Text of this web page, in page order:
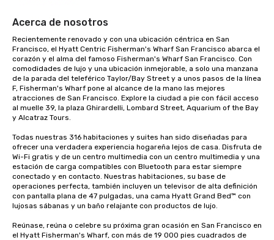
Acerca de nosotros
Recientemente renovado y con una ubicación céntrica en San
Francisco, el Hyatt Centric Fisherman's Wharf San Francisco abarca el
corazón y el alma del famoso Fisherman's Wharf San Francisco. Con
comodidades de lujo y una ubicación inmejorable, a solo una manzana
de la parada del teleférico Taylor/Bay Street y a unos pasos de la línea
F, Fisherman's Wharf pone al alcance de la mano las mejores
atracciones de San Francisco. Explore la ciudad a pie con fácil acceso
al muelle 39, la plaza Ghirardelli, Lombard Street, Aquarium of the Bay
y Alcatraz Tours.
Todas nuestras 316 habitaciones y suites han sido diseñadas para
ofrecer una verdadera experiencia hogareña lejos de casa. Disfruta de
Wi-Fi gratis y de un centro multimedia con un centro multimedia y una
estación de carga compatibles con Bluetooth para estar siempre
conectado y en contacto. Nuestras habitaciones, su base de
operaciones perfecta, también incluyen un televisor de alta definición
con pantalla plana de 47 pulgadas, una cama Hyatt Grand Bed™ con
lujosas sábanas y un baño relajante con productos de lujo.
Reúnase, reúna o celebre su próxima gran ocasión en San Francisco en
el Hyatt Fisherman's Wharf, con más de 19 000 pies cuadrados de